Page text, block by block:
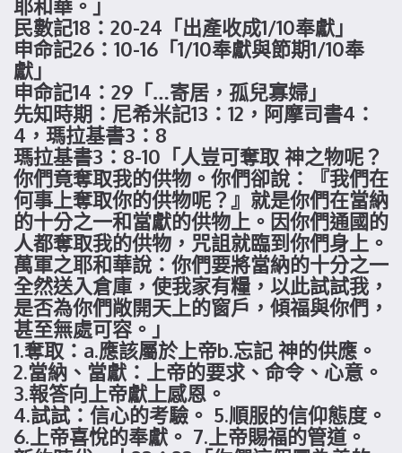
耶和華。」
民數記18：20-24「出產收成1/10奉獻」
申命記26：10-16「1/10奉獻與節期1/10奉
獻」
申命記14：29「…寄居，孤兒寡婦」
先知時期：尼希米記13：12，阿摩司書4：
4，瑪拉基書3：8
瑪拉基書3：8-10「人豈可奪取 神之物呢？
你們竟奪取我的供物。你們卻說：『我們在
何事上奪取你的供物呢？』就是你們在當納
的十分之一和當獻的供物上。因你們通國的
人都奪取我的供物，咒詛就臨到你們身上。
萬軍之耶和華說：你們要將當納的十分之一
全然送入倉庫，使我家有糧，以此試試我，
是否為你們敞開天上的窗戶，傾福與你們，
甚至無處可容。」
1.奪取：a.應該屬於上帝b.忘記 神的供應。
2.當納、當獻：上帝的要求、命令、心意。
3.報答向上帝獻上感恩。
4.試試：信心的考驗。 5.順服的信仰態度。
6.上帝喜悅的奉獻。 7.上帝賜福的管道。